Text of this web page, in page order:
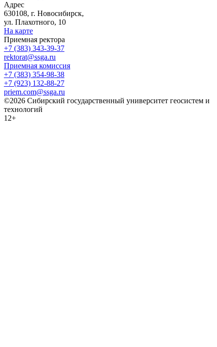
Адрес
630108, г. Новосибирск,
ул. Плахотного, 10
На карте
Приемная ректора
+7 (383) 343-39-37
rektorat@ssga.ru
Приемная комиссия
+7 (383) 354-98-38
+7 (923) 132-88-27
priem.com@ssga.ru
©2026 Сибирский государственный университет геосистем и
технологий
12+